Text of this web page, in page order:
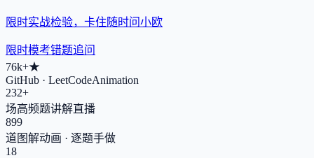
限时实战检验，卡住随时问小欧
限时模考错题追问
76k+★
GitHub · LeetCodeAnimation
232+
场高频题讲解直播
899
道图解动画 · 逐题手做
18